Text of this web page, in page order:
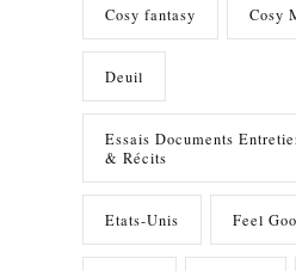
Cosy fantasy Cosy
Deuil
Essais Documents
& Récits
Etats-Unis Feel